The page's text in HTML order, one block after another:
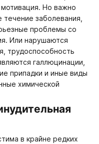
Но важно
заболевания,
проблемы со
Или нарушаются
трудоспособность
галлюцинации,
припадки и иные виды
химической
в крайне редких